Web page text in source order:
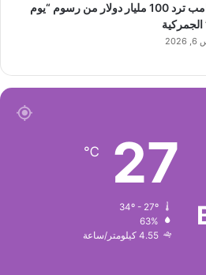
إدارة ترامب ترد 100 مليار دولار من رسوم “يوم
الجمركية
27
℃
63%
4.55 كيلومتر/ساعة